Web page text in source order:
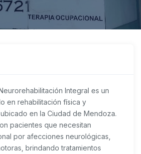
Integral es un
en rehabilitación física y
en la Ciudad de Mendoza.
pacientes que necesitan
por afecciones neurológicas,
brindando tratamientos